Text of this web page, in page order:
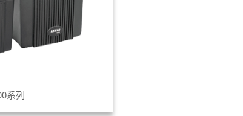
系列